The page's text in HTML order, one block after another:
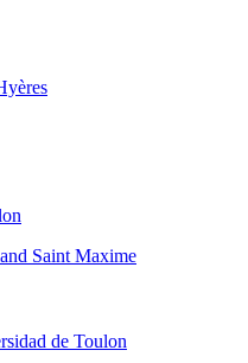
Saint Maxime
de Toulon